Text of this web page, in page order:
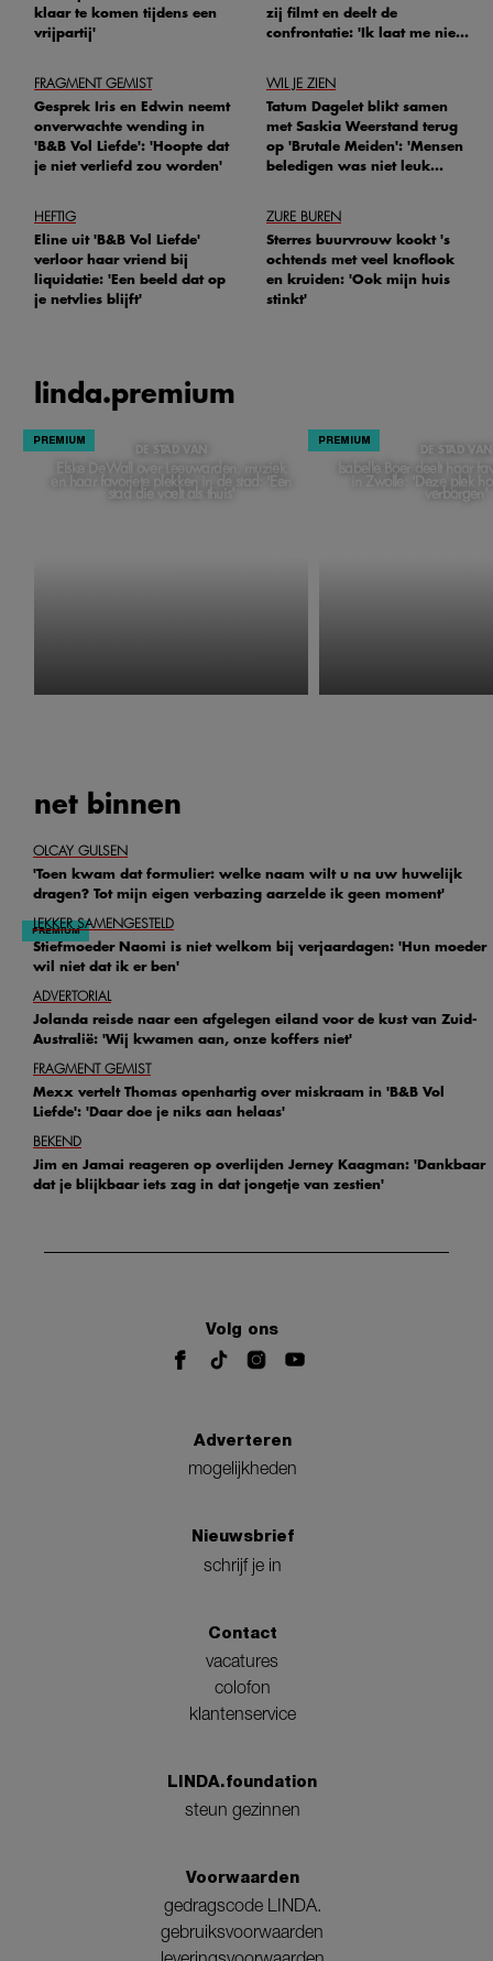
klaar te komen tijdens een
vrijpartij'
zij filmt en deelt de
confrontatie: 'Ik laat me niet
FRAGMENT GEMIST
Gesprek Iris en Edwin neemt
onverwachte wending in
'B&B Vol Liefde': 'Hoopte dat
je niet verliefd zou worden'
WIL JE ZIEN
Tatum Dagelet blikt samen
met Saskia Weerstand terug
op 'Brutale Meiden': 'Mensen
beledigen was niet leuk
HEFTIG
Eline uit 'B&B Vol Liefde'
verloor haar vriend bij
liquidatie: 'Een beeld dat op
je netvlies blijft'
ZURE BUREN
Sterres buurvrouw kookt 's
ochtends met veel knoflook
en kruiden: 'Ook mijn huis
stinkt'
linda.premium
DE STAD VAN
Elske DeWall over Leeuwarden, muziek
en haar favoriete plekken in de stad: 'Een
stad die voelt als thuis'
DE STAD VAN
Isabelle Boer deelt haar
in Zwolle: 'Deze plek
verborgen'
net binnen
OLCAY GULSEN
'Toen kwam dat formulier: welke naam wilt u na uw huwelijk
dragen? Tot mijn eigen verbazing aarzelde ik geen moment'
LEKKER SAMENGESTELD
Stiefmoeder Naomi is niet welkom bij verjaardagen: 'Hun moeder
wil niet dat ik er ben'
ADVERTORIAL
Jolanda reisde naar een afgelegen eiland voor de kust van Zuid-
Australië: 'Wij kwamen aan, onze koffers niet'
FRAGMENT GEMIST
Mexx vertelt Thomas openhartig over miskraam in 'B&B Vol
Liefde': 'Daar doe je niks aan helaas'
BEKEND
Jim en Jamai reageren op overlijden Jerney Kaagman: 'Dankbaar
dat je blijkbaar iets zag in dat jongetje van zestien'
Volg ons
Adverteren
mogelijkheden
Nieuwsbrief
schrijf je in
Contact
vacatures
colofon
klantenservice
LINDA.foundation
steun gezinnen
Voorwaarden
gedragscode LINDA.
gebruiksvoorwaarden